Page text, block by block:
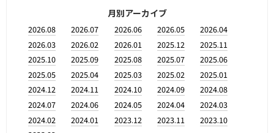
月別アーカイブ
2026.08 2026.07 2026.06 2026.05
2026.04
2026.03
2026.02 2026.01 2025.12
2025.11
2025.10
2025.09 2025.08 2025.07
2025.06
2025.05
2025.04 2025.03 2025.02
2025.01
2024.12
2024.11 2024.10 2024.09
2024.08
2024.07
2024.06 2024.05 2024.04
2024.03
2024.02
2024.01 2023.12 2023.11
2023.10